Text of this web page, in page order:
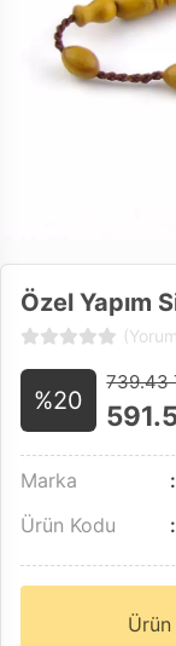
Özel Yapım
%20
739.43
Marka
Ürün Kodu